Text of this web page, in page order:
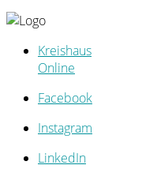
Kreishaus
Online
Facebook
Instagram
LinkedIn